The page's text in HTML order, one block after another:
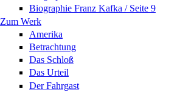
Biographie Franz Kafka / Seite 9
Zum Werk
Amerika
Betrachtung
Das Schloß
Das Urteil
Der Fahrgast